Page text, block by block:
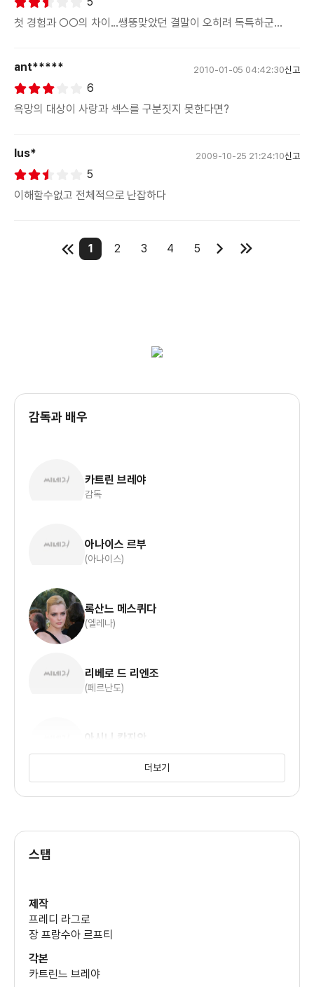
첫 경험과 ○○의 차이...쌩뚱맞았던 결말이 오히려 독특하군...
ant***** 2010-01-05 04:42:30신고
6
욕망의 대상이 사랑과 섹스를 구분짓지 못한다면?
lus* 2009-10-25 21:24:10신고
5
이해할수없고 전체적으로 난잡하다
1 2 3 4 5
감독과 배우
카트린 브레야
감독
아나이스 르부
(아나이스)
록산느 메스퀴다
(엘레나)
리베로 드 리엔조
(페르난도)
아시니 칸지안
(엄마)
더보기
스탭
제작
프레디 라그로
장 프랑수아 르프티
각본
카트린느 브레야